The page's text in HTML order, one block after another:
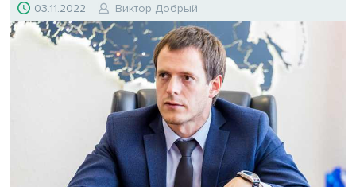
03.11.2022 Виктор Добрый